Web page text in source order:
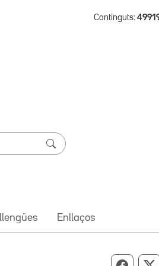
Continguts:
Enllaços